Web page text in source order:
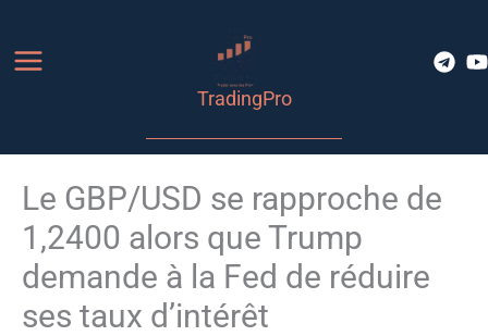
contenu
TradingPro
Le GBP/USD se rapproche de
1,2400 alors que Trump
demande à la Fed de réduire
ses taux d’intérêt